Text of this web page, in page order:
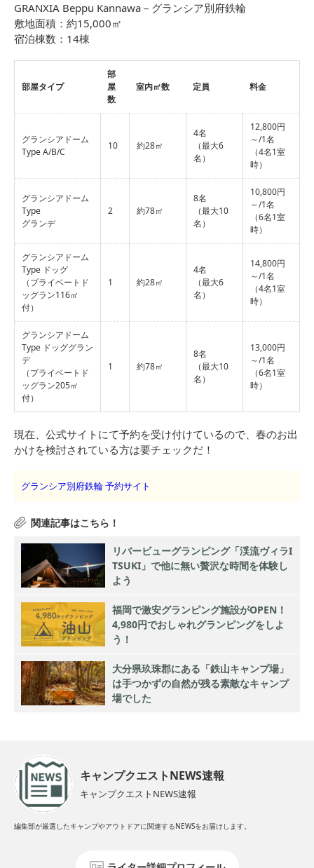
GRANXIA Beppu Kannawa－グランシア別府鉄輪
敷地面積：約15,000㎡
宿泊棟数：14棟
部屋タイプ
部
屋
数
室内㎡数 定員 料金
グランシアドーム
Type A/B/C
10 約28㎡
4名
（最大6
名）
12,800円
～/1名
（4名1室
時）
グランシアドーム
Type
グランデ
2 約78㎡
8名
（最大10
名）
10,800円
～/1名
（6名1室
時）
グランシアドーム
Type ドッグ
（プライベートド
ッグラン116㎡
付）
1 約28㎡
4名
（最大6
名）
14,800円
～/1名
（4名1室
時）
グランシアドーム
Type ドッググラン
デ
（プライベートド
ッグラン205㎡
付）
1 約78㎡
8名
（最大10
名）
13,000円
～/1名
（6名1室
時）
現在、公式サイトにて予約を受け付けているので、春のお出
かけを検討されている方は要チェックだ！
グランシア別府鉄輪 予約サイト
リバービューグランピング「渓流ヴィラI
TSUKI」で他に無い贅沢な時間を体験し
よう
福岡で激安グランピング施設がOPEN！
4,980円でおしゃれグランピングをしよ
う！
大分県玖珠郡にある「鉄山キャンプ場」
は手つかずの自然が残る素敵なキャンプ
場でした
キャンプクエストNEWS速報
キャンプクエストNEWS速報
編集部が厳選したキャンプやアウトドアに関連するNEWSをお届けします。